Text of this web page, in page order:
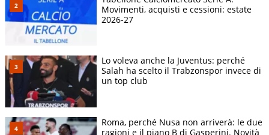
Movimenti, acquisti e cessioni: estate
2026-27
Lo voleva anche la Juventus: perché
Salah ha scelto il Trabzonspor invece di
un top club
Roma, perché Nusa non arriverà: le due
ragioni e il piano B di Gasperini. Novità